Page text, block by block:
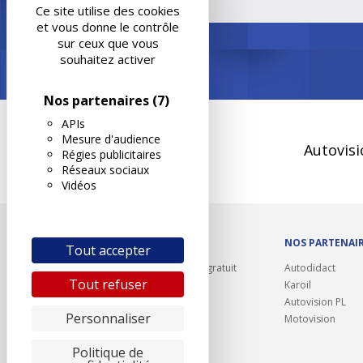
Ce site utilise des cookies
et vous donne le contrôle
sur ceux que vous
souhaitez activer
Nos partenaires (7)
APIs
Mesure d'audience
Régies publicitaires
Réseaux sociaux
Vidéos
Tout accepter
Tout refuser
Personnaliser
Politique de
Rappel contrôle technique gratuit
Partenariats/Remises
Liens utiles
Contact
NOS
Autodidact
Karoil
Autovision PL
Motovision